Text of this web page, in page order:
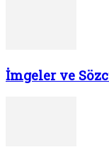
İmgeler ve